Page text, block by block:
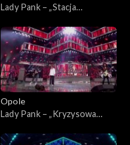
Lady Pank – „Stacja
Jubileusz 45-lecia zespołu
Lady Pank
Opole
Lady Pank – „Kryzysowa
Jubileusz 45-lecia zespołu